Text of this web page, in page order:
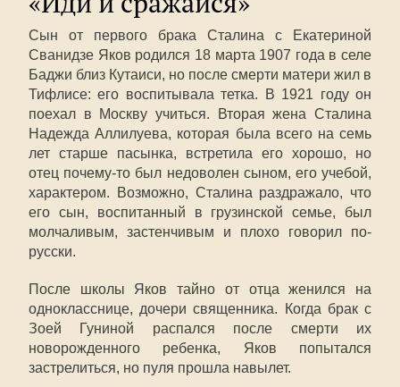
Сын от первого брака Сталина с Екатериной
Сванидзе Яков родился 18 марта 1907 года в селе
Баджи близ Кутаиси, но после смерти матери жил в
Тифлисе: его воспитывала тетка. В 1921 году он
поехал в Москву учиться. Вторая жена Сталина
Надежда Аллилуева, которая была всего на семь
лет старше пасынка, встретила его хорошо, но
отец почему-то был недоволен сыном, его учебой,
характером. Возможно, Сталина раздражало, что
его сын, воспитанный в грузинской семье, был
молчаливым, застенчивым и плохо говорил по-
русски.
После школы Яков тайно от отца женился на
однокласснице, дочери священника. Когда брак с
Зоей Гуниной распался после смерти их
новорожденного ребенка, Яков попытался
застрелиться, но пуля прошла навылет.